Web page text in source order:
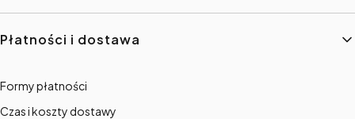
Płatności i dostawa
Formy płatności
Czas i koszty dostawy